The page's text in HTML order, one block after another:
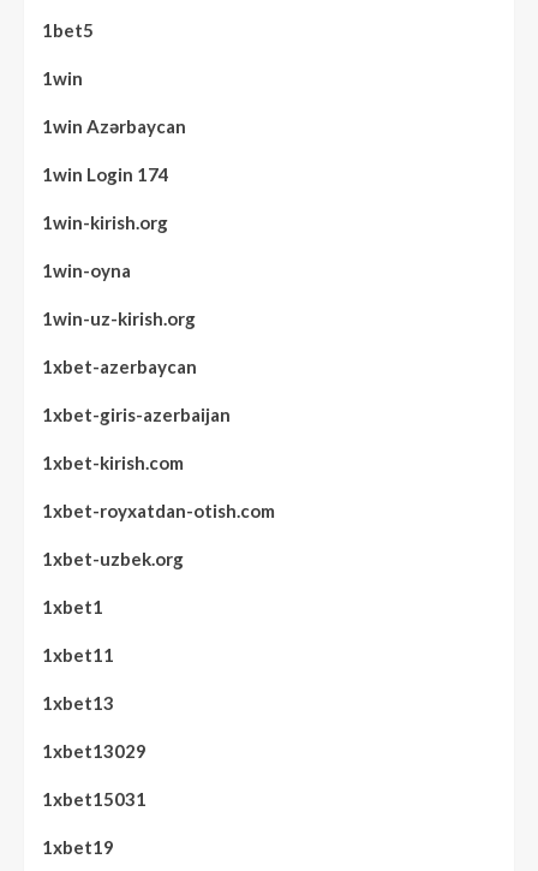
1bet5
1win
1win Azərbaycan
1win Login 174
1win-kirish.org
1win-oyna
1win-uz-kirish.org
1xbet-azerbaycan
1xbet-giris-azerbaijan
1xbet-kirish.com
1xbet-royxatdan-otish.com
1xbet-uzbek.org
1xbet1
1xbet11
1xbet13
1xbet13029
1xbet15031
1xbet19